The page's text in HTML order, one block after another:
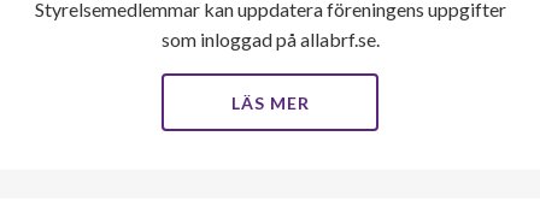
Styrelsemedlemmar kan uppdatera föreningens uppgifter
som inloggad på allabrf.se.
LÄS MER